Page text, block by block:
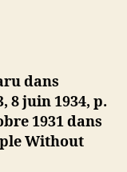
dans
8 juin 1934, p.
1931 dans
Without